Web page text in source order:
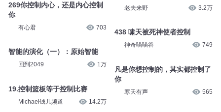
269你控制内心，还是内心控制
你
有心君 703
智能的演化（一）：原始智能
回到2049 1万
19.控制篮板等于控制比赛
Michael钱儿频道 14.2万
老夫来野 3.2万
438 啸天被死神使者控制
神奇喵喵谷 749
凡是你想控制的，其实都控制了
你
寒天有声 565